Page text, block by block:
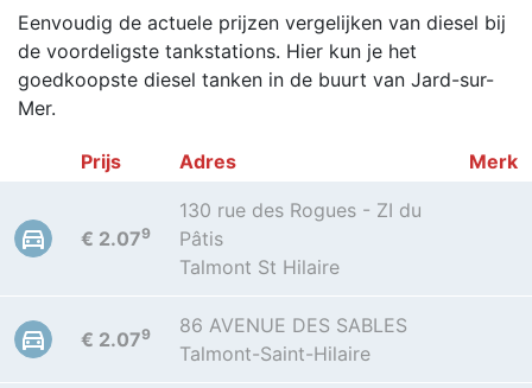
Eenvoudig de actuele prijzen vergelijken van diesel bij
de voordeligste tankstations. Hier kun je het
goedkoopste diesel tanken in de buurt van Jard-sur-
Mer.
Prijs Adres Merk
€ 2.079
130 rue des Rogues - ZI du
Pâtis
Talmont St Hilaire
€ 2.079
86 AVENUE DES SABLES
Talmont-Saint-Hilaire